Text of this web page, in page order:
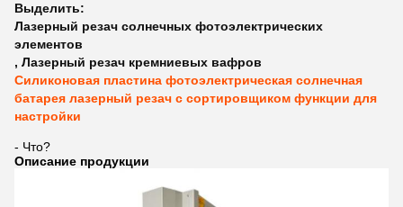
Выделить:
Лазерный резач солнечных фотоэлектрических
элементов
, Лазерный резач кремниевых вафров
Силиконовая пластина фотоэлектрическая солнечная
батарея лазерный резач с сортировщиком функции для
настройки
- Что?
Описание продукции